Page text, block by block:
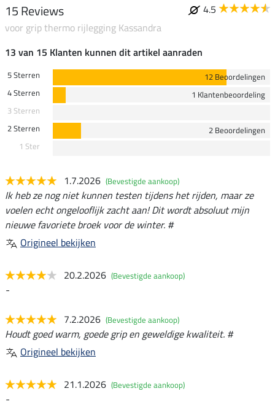
15 Reviews
4.5
voor grip thermo rijlegging Kassandra
13 van 15 Klanten kunnen dit artikel aanraden
5 Sterren
12 Beoordelingen
4 Sterren
1 Klantenbeoordeling
3 Sterren
2 Sterren
2 Beoordelingen
1 Ster
1.7.2026 (Bevestigde aankoop)
Ik heb ze nog niet kunnen testen tijdens het rijden, maar ze
voelen echt ongelooflijk zacht aan! Dit wordt absoluut mijn
nieuwe favoriete broek voor de winter. #
Origineel bekijken
20.2.2026 (Bevestigde aankoop)
-
7.2.2026 (Bevestigde aankoop)
Houdt goed warm, goede grip en geweldige kwaliteit. #
Origineel bekijken
21.1.2026 (Bevestigde aankoop)
-